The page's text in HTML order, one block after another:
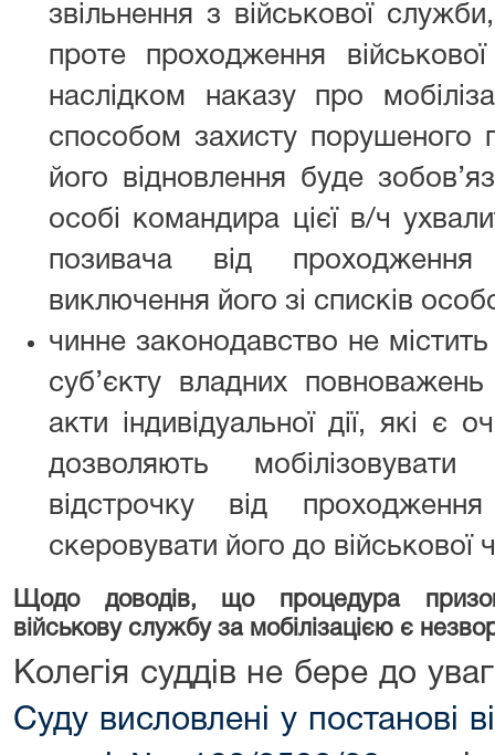
звільнення з військової
проте проходження
наслідком наказу про
способом захисту порушеного
його відновлення буде
особі командира цієї в/ч
позивача від
виключення його зі списків
чинне законодавство не
суб’єкту владних
акти індивідуальної дії, які є
дозволяють
відстрочку від
скеровувати його до військової
Щодо доводів, що процедура
військову службу за мобілізацією є
Колегія суддів не бере до
Суду висловлені у постанові